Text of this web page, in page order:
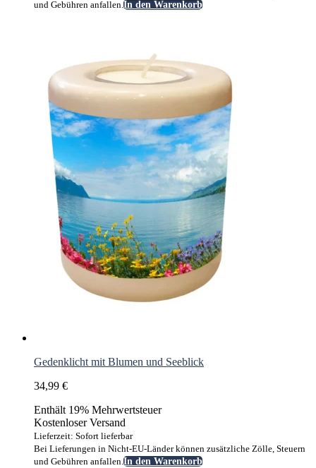
und Gebühren anfallen.In den Warenkorb
Gedenklicht mit Blumen und Seeblick
34,99 €
Enthält 19% Mehrwertsteuer
Kostenloser Versand
Lieferzeit: Sofort lieferbar
Bei Lieferungen in Nicht-EU-Länder können zusätzliche Zölle, Steuern
und Gebühren anfallen.In den Warenkorb